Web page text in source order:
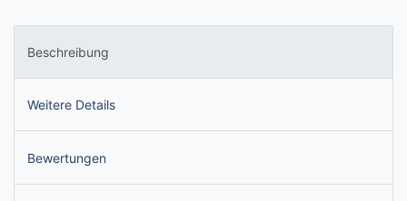
Beschreibung
Weitere Details
Bewertungen